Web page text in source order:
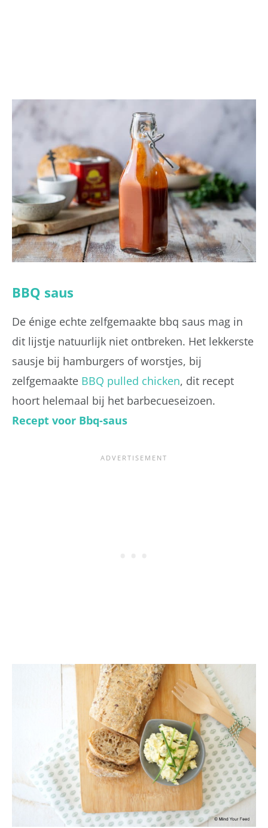
BBQ saus
De énige echte zelfgemaakte bbq saus mag in
dit lijstje natuurlijk niet ontbreken. Het lekkerste
sausje bij hamburgers of worstjes, bij
zelfgemaakte BBQ pulled chicken, dit recept
hoort helemaal bij het barbecueseizoen.
Recept voor Bbq-saus